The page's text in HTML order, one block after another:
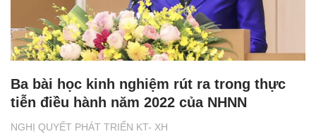
NGHỊ QUYẾT PHÁT TRIỂN KT- XH
Ba bài học kinh nghiệm rút ra trong thực
tiễn điều hành năm 2022 của NHNN